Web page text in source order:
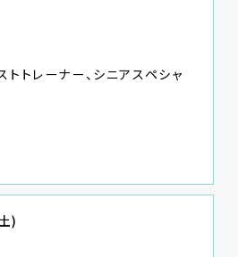
トトレーナー、シニアスペシャ
)